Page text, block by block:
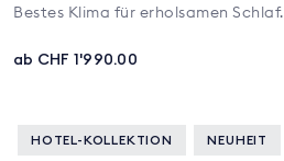
Bestes Klima für erholsamen Schlaf.
ab CHF 1'990.00
HOTEL-KOLLEKTION NEUHEIT